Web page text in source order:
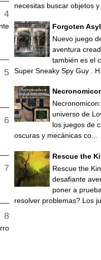
necesitas buscar objetos y
Forgoten
Nuevo juego
aventura
también es el
Super Sneaky Spy Guy .
universo de
los juegos de
oscuras y mecánicas co...
Rescue the
Rescue the
desafiante
poner a
resolver problemas? Los